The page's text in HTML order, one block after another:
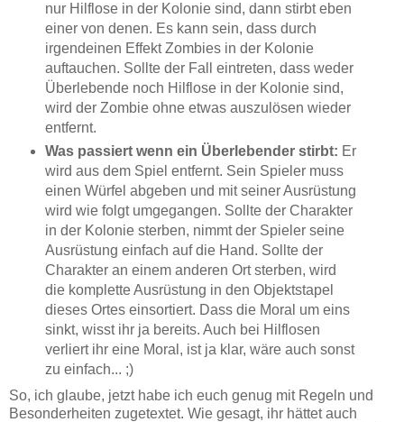
nur Hilflose in der Kolonie sind, dann stirbt eben
einer von denen. Es kann sein, dass durch
irgendeinen Effekt Zombies in der Kolonie
auftauchen. Sollte der Fall eintreten, dass weder
Überlebende noch Hilflose in der Kolonie sind,
wird der Zombie ohne etwas auszulösen wieder
entfernt.
Was passiert wenn ein Überlebender stirbt: Er
wird aus dem Spiel entfernt. Sein Spieler muss
einen Würfel abgeben und mit seiner Ausrüstung
wird wie folgt umgegangen. Sollte der Charakter
in der Kolonie sterben, nimmt der Spieler seine
Ausrüstung einfach auf die Hand. Sollte der
Charakter an einem anderen Ort sterben, wird
die komplette Ausrüstung in den Objektstapel
dieses Ortes einsortiert. Dass die Moral um eins
sinkt, wisst ihr ja bereits. Auch bei Hilflosen
verliert ihr eine Moral, ist ja klar, wäre auch sonst
zu einfach... ;)
So, ich glaube, jetzt habe ich euch genug mit Regeln und
Besonderheiten zugetextet. Wie gesagt, ihr hättet auch